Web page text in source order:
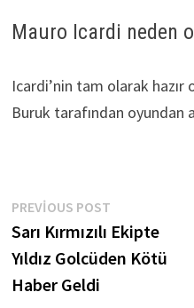
Mauro Icardi neden
Icardi’nin tam olarak hazır
Buruk tarafından oyundan
Yazı
gezinmesi
PREVIOUS POSTPrevious
post:
Sarı Kırmızılı Ekipte
Yıldız Golcüden Kötü
Haber Geldi